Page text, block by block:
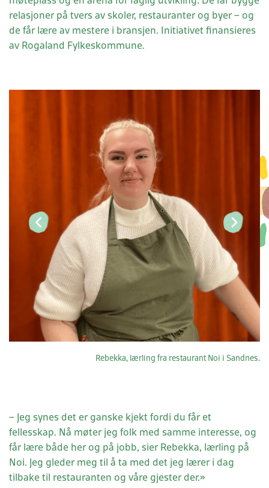
relasjoner på tvers av skoler, restauranter og byer – og
de får lære av mestere i bransjen. Initiativet finansieres
av Rogaland Fylkeskommune.
Rebekka, lærling fra restaurant Noi i Sandnes.
– Jeg synes det er ganske kjekt fordi du får et
fellesskap. Nå møter jeg folk med samme interesse, og
får lære både her og på jobb, sier Rebekka, lærling på
Noi. Jeg gleder meg til å ta med det jeg lærer i dag
tilbake til restauranten og våre gjester der.»